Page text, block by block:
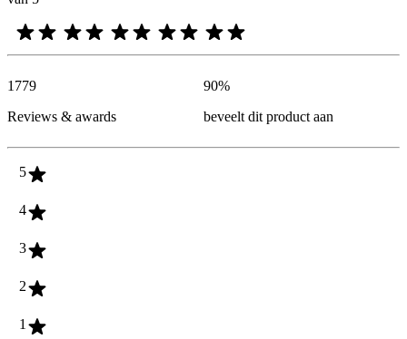
1779
Reviews & awards
90%
beveelt dit product aan
5
4
3
2
1